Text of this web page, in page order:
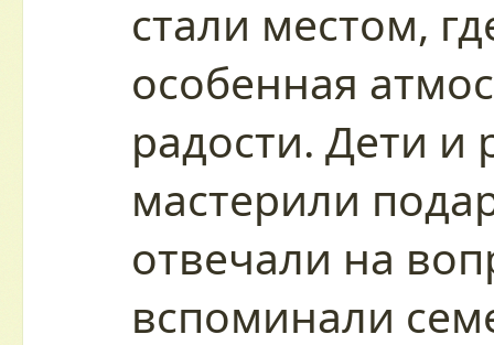
стали местом,
особенная
радости. Дети и
мастерили
отвечали на
вспоминали